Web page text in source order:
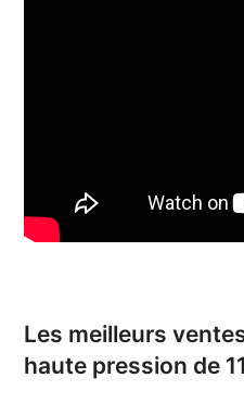
Les meilleurs
haute pression de